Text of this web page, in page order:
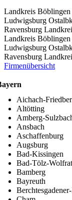
Landkreis Böblingen
Ludwigsburg
Ravensburg
Landkreis Böblingen
Ludwigsburg
Ravensburg
Firmenübersicht
Aichach-
Altötting
Amberg-
Ansbach
Aschaffenburg
Augsburg
Bad-Kissingen
Bad-Tölz-
Bamberg
Bayreuth